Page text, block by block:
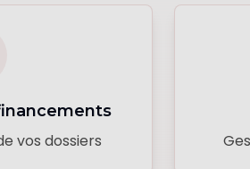
vos dossiers